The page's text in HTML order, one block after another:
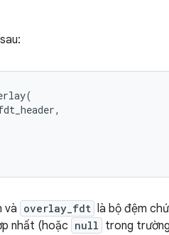
và overlay_fdt là bộ đệm
nhất (hoặc null trong